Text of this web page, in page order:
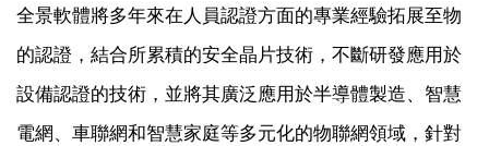
全景軟體將多年來在人員認證方面的專業經驗拓展至物
的認證，結合所累積的安全晶片技術，不斷研發應用於
設備認證的技術，並將其廣泛應用於半導體製造、智慧
電網、車聯網和智慧家庭等多元化的物聯網領域，針對